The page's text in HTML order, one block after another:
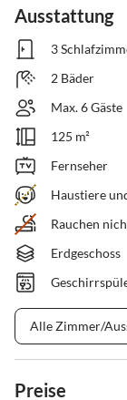
Ausstattung
3
2 Bäder
Max. 6 Gäste
125 m²
Fernseher
Haustiere
Rauchen
Erdgeschoss
Alle Zimmer/
Preise